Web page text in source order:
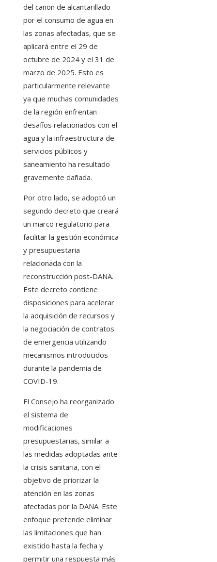
del canon de alcantarillado
por el consumo de agua en
las zonas afectadas, que se
aplicará entre el 29 de
octubre de 2024 y el 31 de
marzo de 2025. Esto es
particularmente relevante
ya que muchas comunidades
de la región enfrentan
desafíos relacionados con el
agua y la infraestructura de
servicios públicos y
saneamiento ha resultado
gravemente dañada.
Por otro lado, se adoptó un
segundo decreto que creará
un marco regulatorio para
facilitar la gestión económica
y presupuestaria
relacionada con la
reconstrucción post-DANA.
Este decreto contiene
disposiciones para acelerar
la adquisición de recursos y
la negociación de contratos
de emergencia utilizando
mecanismos introducidos
durante la pandemia de
COVID-19.
El Consejo ha reorganizado
el sistema de
modificaciones
presupuestarias, similar a
las medidas adoptadas ante
la crisis sanitaria, con el
objetivo de priorizar la
atención en las zonas
afectadas por la DANA. Este
enfoque pretende eliminar
las limitaciones que han
existido hasta la fecha y
permitir una respuesta más